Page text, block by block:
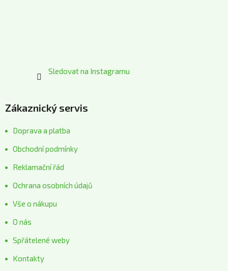
Sledovat na Instagramu
Zákaznický servis
Doprava a platba
Obchodní podmínky
Reklamační řád
Ochrana osobních údajů
Vše o nákupu
O nás
Spřátelené weby
Kontakty